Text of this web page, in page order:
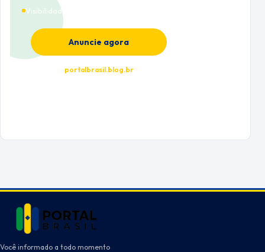
Visibilidade premium
Anuncie agora
portalbrasil.blog.br
Você informado a todo momento